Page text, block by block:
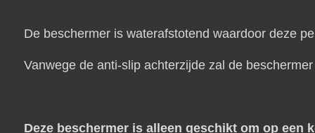
De beschermer is waterafstotend waardoor deze
Vanwege de anti-slip achterzijde zal de
Deze beschermer is alleen geschikt om op